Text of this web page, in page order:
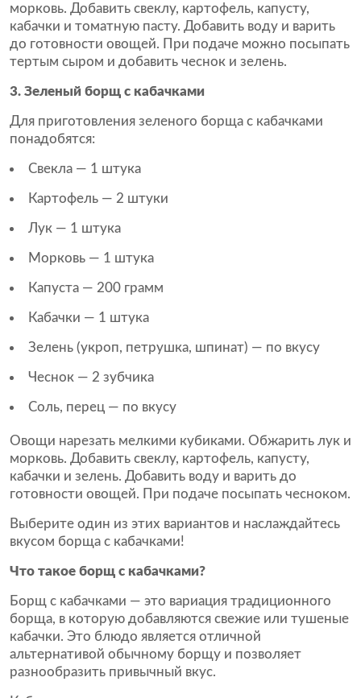
морковь. Добавить свеклу, картофель, капусту,
кабачки и томатную пасту. Добавить воду и варить
до готовности овощей. При подаче можно посыпать
тертым сыром и добавить чеснок и зелень.
3. Зеленый борщ с кабачками
Для приготовления зеленого борща с кабачками
понадобятся:
Свекла — 1 штука
Картофель — 2 штуки
Лук — 1 штука
Морковь — 1 штука
Капуста — 200 грамм
Кабачки — 1 штука
Зелень (укроп, петрушка, шпинат) — по вкусу
Чеснок — 2 зубчика
Соль, перец — по вкусу
Овощи нарезать мелкими кубиками. Обжарить лук и
морковь. Добавить свеклу, картофель, капусту,
кабачки и зелень. Добавить воду и варить до
готовности овощей. При подаче посыпать чесноком.
Выберите один из этих вариантов и наслаждайтесь
вкусом борща с кабачками!
Что такое борщ с кабачками?
Борщ с кабачками — это вариация традиционного
борща, в которую добавляются свежие или тушеные
кабачки. Это блюдо является отличной
альтернативой обычному борщу и позволяет
разнообразить привычный вкус.